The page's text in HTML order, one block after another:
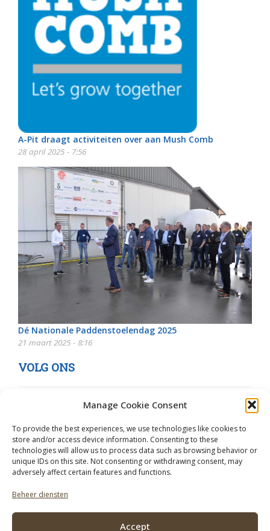
Manage Cookie Consent
To provide the best experiences, we use technologies like cookies to
store and/or access device information. Consenting to these
technologies will allow us to process data such as browsing behavior or
unique IDs on this site. Not consenting or withdrawing consent, may
adversely affect certain features and functions.
Beheer diensten
Accept
A-Pit draagt activiteiten over aan Mush Comb
28 april 2025 - 7:56
Dé Nationale Paddenstoelendag 2025
21 maart 2025 - 8:16
VOLG ONS